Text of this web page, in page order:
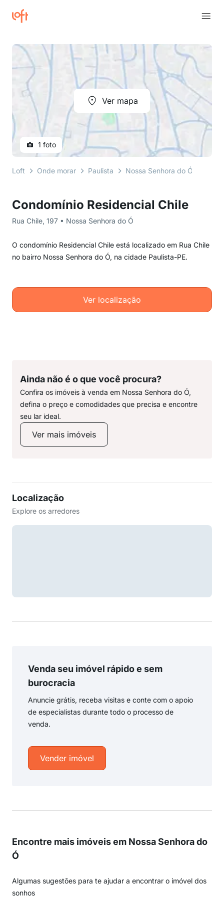
Condomínio Residencial Chile
Rua Chile, 197 • Nossa Senhora do Ó
O condomínio Residencial Chile está localizado em Rua Chile
no bairro Nossa Senhora do Ó, na cidade Paulista-PE.
Ver localização
Ver mapa
1 foto
Loft Onde morar Paulista Nossa Senhora do Ó
Ainda não é o que você procura?
Confira os imóveis à venda em Nossa Senhora do Ó,
defina o preço e comodidades que precisa e encontre
seu lar ideal.
Ver mais imóveis
Localização
Explore os arredores
Venda seu imóvel rápido e sem
burocracia
Anuncie grátis, receba visitas e conte com o apoio
de especialistas durante todo o processo de
venda.
Vender imóvel
Encontre mais imóveis em Nossa Senhora do
Ó
Algumas sugestões para te ajudar a encontrar o imóvel dos
sonhos